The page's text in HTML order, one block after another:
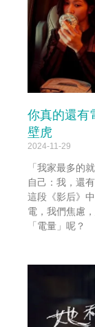
你真的還有
壁虎
2024-11-29
「我家最多的
自己：我，還有
這段《影后》
電，我們焦慮
「電量」呢？